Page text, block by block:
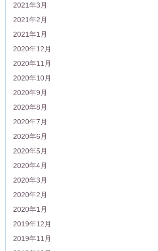
2021年3月
2021年2月
2021年1月
2020年12月
2020年11月
2020年10月
2020年9月
2020年8月
2020年7月
2020年6月
2020年5月
2020年4月
2020年3月
2020年2月
2020年1月
2019年12月
2019年11月